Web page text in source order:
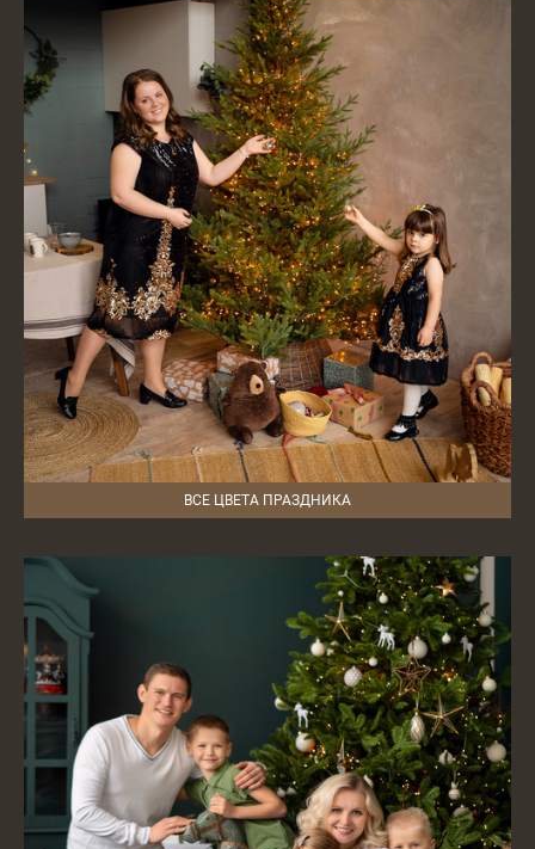
ВСЕ ЦВЕТА ПРАЗДНИКА